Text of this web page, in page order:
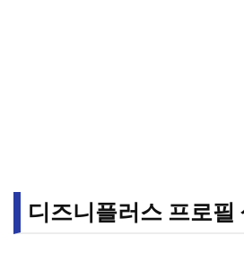
디즈니플러스 프로필